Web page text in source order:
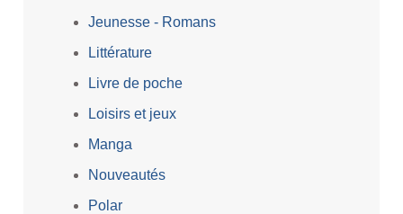
Jeunesse - Romans
Littérature
Livre de poche
Loisirs et jeux
Manga
Nouveautés
Polar